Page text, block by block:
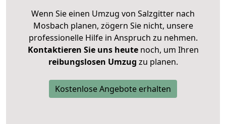
Wenn Sie einen Umzug von Salzgitter nach
Mosbach planen, zögern Sie nicht, unsere
professionelle Hilfe in Anspruch zu nehmen.
Kontaktieren Sie uns heutenoch, um Ihren
reibungslosen Umzug zu planen.
Kostenlose Angebote erhalten